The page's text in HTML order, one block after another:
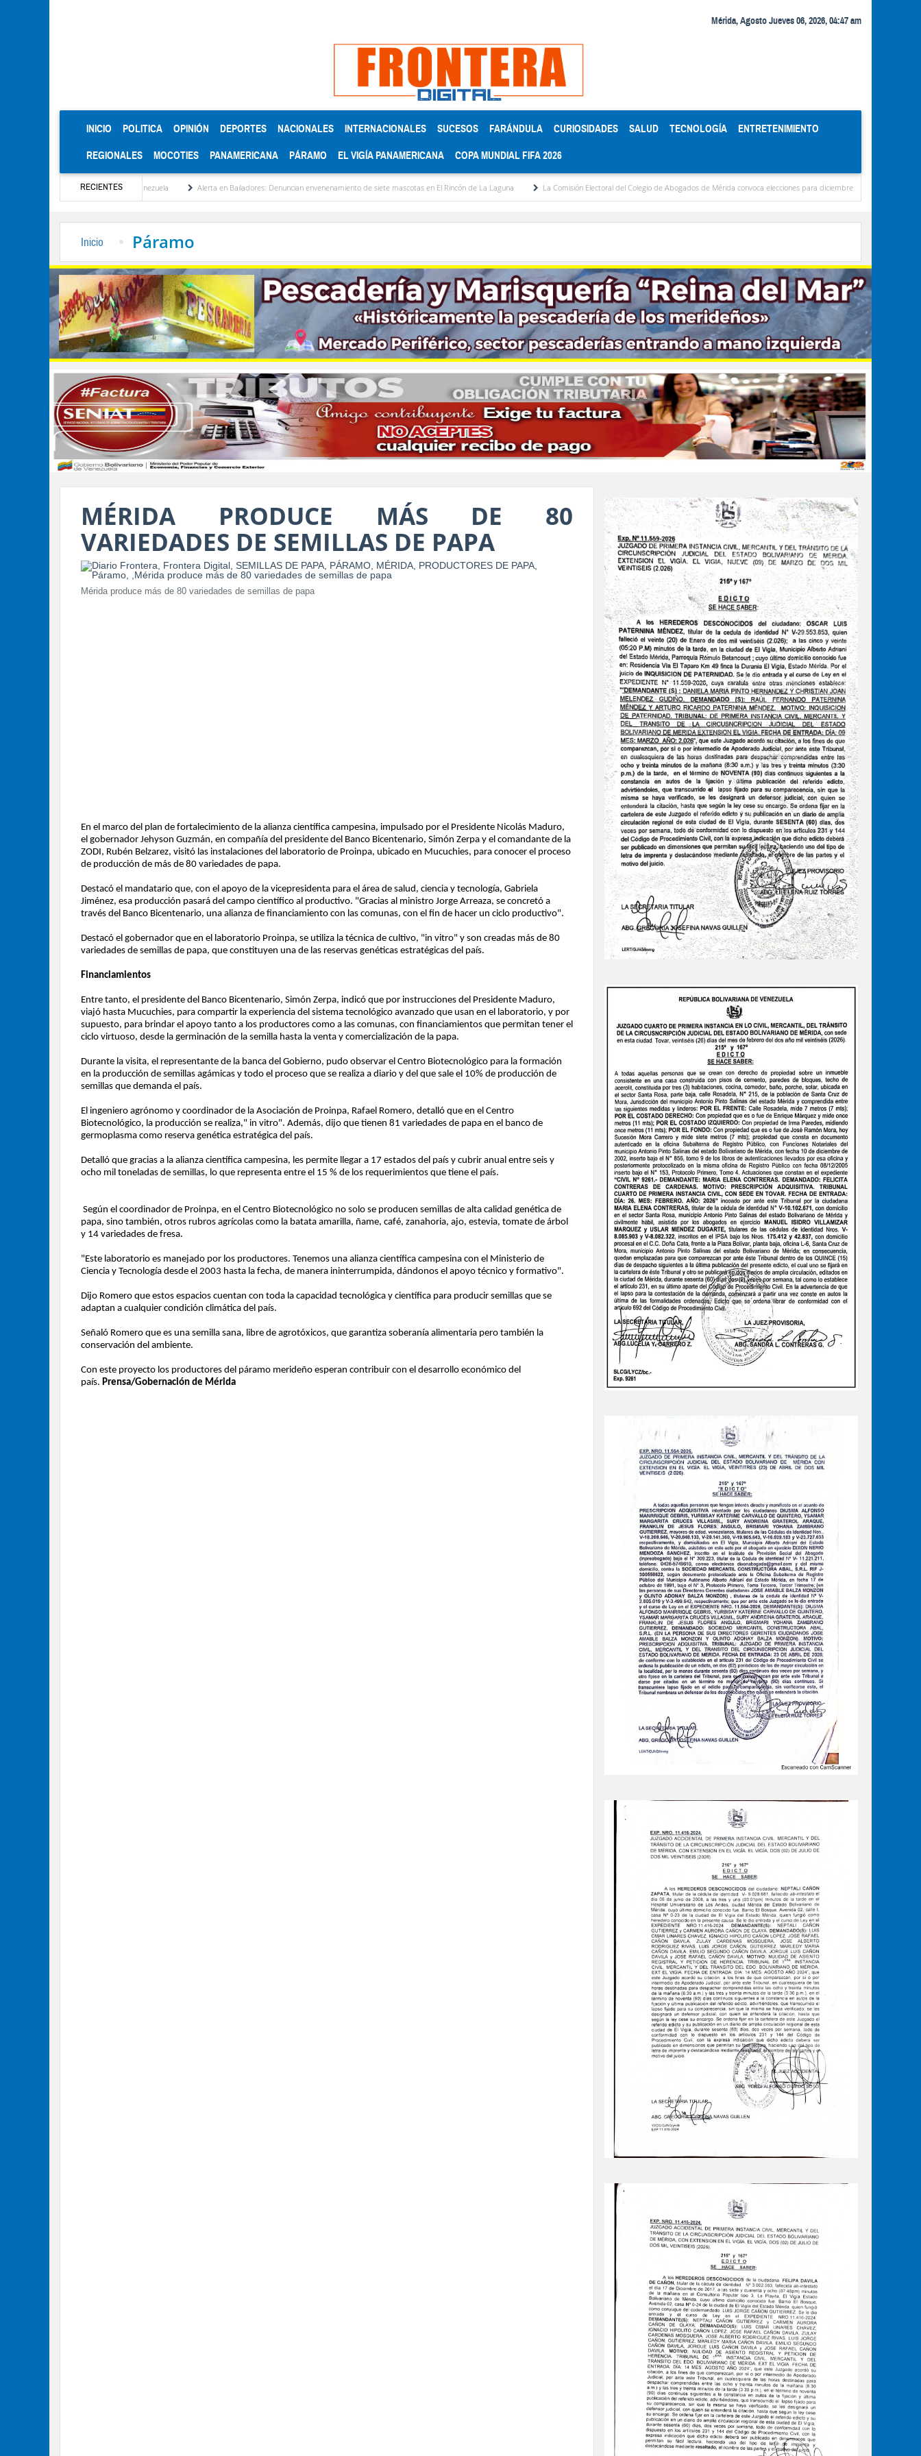
Mérida, Agosto Jueves 06, 2026, 04:47 am
INICIO (CURRENT)
POLITICA OPINIÓN DEPORTES NACIONALES INTERNACIONALES SUCESOS FARÁNDULA CURIOSIDADES SALUD TECNOLOGÍA ENTRETENIMIENTO
REGIONALES MOCOTIES PANAMERICANA PÁRAMO EL VIGÍA PANAMERICANA COPA MUNDIAL FIFA 2026
RECIENTES
de Venezuela Alerta en Bailadores: Denuncian envenenamiento de siete mascotas en El Rincón de La Laguna La Comisión Electoral del Colegio de Abogados de Mérida convoca elecciones para diciembre Miranda concentra casi el 77
Inicio Páramo
MÉRIDA PRODUCE MÁS DE 80
VARIEDADES DE SEMILLAS DE PAPA
Mérida produce más de 80 variedades de semillas de papa
En el marco del plan de fortalecimiento de la alianza científica campesina, impulsado por el Presidente Nicolás Maduro,
el gobernador Jehyson Guzmán, en compañía del presidente del Banco Bicentenario, Simón Zerpa y el comandante de la
ZODI, Rubén Belzarez, visitó las instalaciones del laboratorio de Proinpa, ubicado en Mucuchies, para conocer el proceso
de producción de más de 80 variedades de papa.
Destacó el mandatario que, con el apoyo de la vicepresidenta para el área de salud, ciencia y tecnología, Gabriela
Jiménez, esa producción pasará del campo científico al productivo. "Gracias al ministro Jorge Arreaza, se concretó a
través del Banco Bicentenario, una alianza de financiamiento con las comunas, con el fin de hacer un ciclo productivo".
Destacó el gobernador que en el laboratorio Proinpa, se utiliza la técnica de cultivo, "in vitro" y son creadas más de 80
variedades de semillas de papa, que constituyen una de las reservas genéticas estratégicas del país.
Financiamientos
Entre tanto, el presidente del Banco Bicentenario, Simón Zerpa, indicó que por instrucciones del Presidente Maduro,
viajó hasta Mucuchies, para compartir la experiencia del sistema tecnológico avanzado que usan en el laboratorio, y por
supuesto, para brindar el apoyo tanto a los productores como a las comunas, con financiamientos que permitan tener el
ciclo virtuoso, desde la germinación de la semilla hasta la venta y comercialización de la papa.
Durante la visita, el representante de la banca del Gobierno, pudo observar el Centro Biotecnológico para la formación
en la producción de semillas agámicas y todo el proceso que se realiza a diario y del que sale el 10% de producción de
semillas que demanda el país.
El ingeniero agrónomo y coordinador de la Asociación de Proinpa, Rafael Romero, detalló que en el Centro
Biotecnológico, la producción se realiza," in vitro". Además, dijo que tienen 81 variedades de papa en el banco de
germoplasma como reserva genética estratégica del país.
Detalló que gracias a la alianza científica campesina, les permite llegar a 17 estados del país y cubrir anual entre seis y
ocho mil toneladas de semillas, lo que representa entre el 15 % de los requerimientos que tiene el país.
Según el coordinador de Proinpa, en el Centro Biotecnológico no solo se producen semillas de alta calidad genética de
papa, sino también, otros rubros agrícolas como la batata amarilla, ñame, café, zanahoria, ajo, estevia, tomate de árbol
y 14 variedades de fresa.
"Este laboratorio es manejado por los productores. Tenemos una alianza científica campesina con el Ministerio de
Ciencia y Tecnología desde el 2003 hasta la fecha, de manera ininterrumpida, dándonos el apoyo técnico y formativo".
Dijo Romero que estos espacios cuentan con toda la capacidad tecnológica y científica para producir semillas que se
adaptan a cualquier condición climática del país.
Señaló Romero que es una semilla sana, libre de agrotóxicos, que garantiza soberanía alimentaria pero también la
conservación del ambiente.
Con este proyecto los productores del páramo merideño esperan contribuir con el desarrollo económico del
país. Prensa/Gobernación de Mérida